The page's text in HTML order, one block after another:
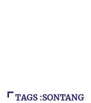
TAGS :SONTANG